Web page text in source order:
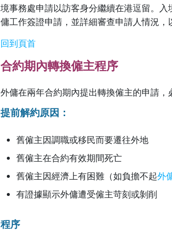
境事務處申請以訪客身分繼續在港逗留。
傭工作簽證申請，並詳細審查申請人情況，
回到頁首
合約期內轉換僱主程序
外傭在兩年合約期內提出轉換僱主的申請，
提前解約原因：
舊僱主因調職或移民而要遷往外地
舊僱主在合約有效期間死亡
舊僱主因經濟上有困難（如負擔不起外
有證據顯示外傭遭受僱主苛刻或剝削
程序